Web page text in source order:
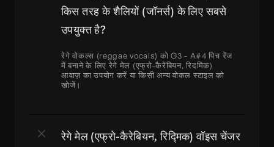
किस तरह के शैलियों (जॉनर्स) के लिए सबसे
उपयुक्त है?
रेगे वोकल्स (reggae vocals) को G3 - A#4 पिच रेंज
में बनाने के लिए रेगे मेल (एफ्रो-कैरेबियन, रिदमिक)
आवाज़ का उपयोग करें या किसी अन्य वोकल स्टाइल को
खोजें।
रेगे मेल (एफ्रो-कैरेबियन, रिद्मिक) वॉइस चेंजर